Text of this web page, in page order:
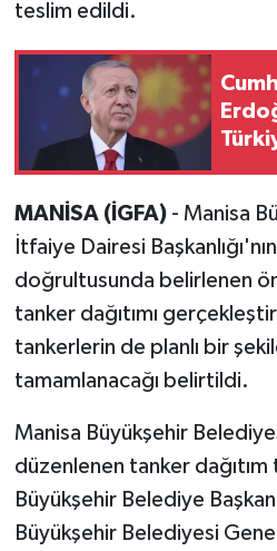
teslim edildi.
MANİSA (İGFA) - Manisa
İtfaiye Dairesi
doğrultusunda belirlenen
tanker dağıtımı
tankerlerin de planlı bir
tamamlanacağı belirtildi.
Manisa Büyükşehir
düzenlenen tanker
Büyükşehir Belediye
Büyükşehir Belediyesi